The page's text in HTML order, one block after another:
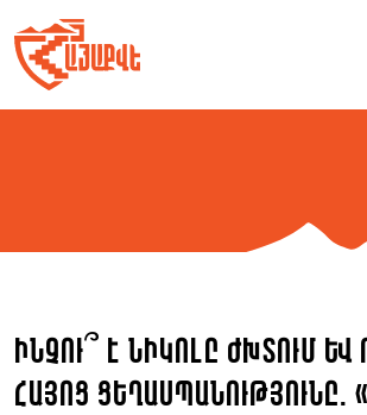
to
content
Ինչու՞ է Նիկոլը ժխտում և
Հայոց ցեղասպանությունը.